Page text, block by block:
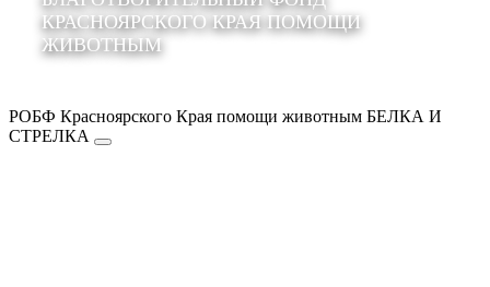
КРАСНОЯРСКОГО КРАЯ ПОМОЩИ
ЖИВОТНЫМ
РОБФ Красноярского Края помощи животным БЕЛКА И
СТРЕЛКА